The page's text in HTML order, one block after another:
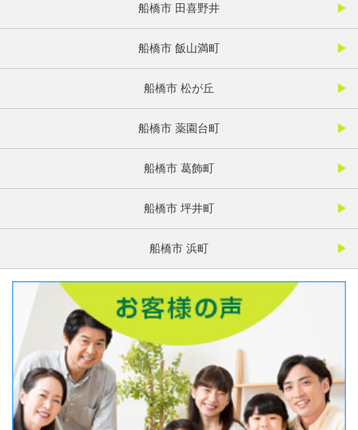
船橋市 田喜野井
船橋市 飯山満町
船橋市 松が丘
船橋市 薬園台町
船橋市 葛飾町
船橋市 坪井町
船橋市 浜町